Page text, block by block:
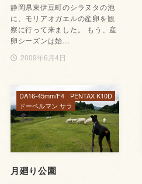
静岡県東伊豆町のシラヌタの池
に、モリアオガエルの産卵を観
察に行って来ました。 もう、産
卵シーズンは始…
2009年6月4日
月廻り公園
DA16-45mm/F4
PENTAX K10D
ドーベルマン サラ